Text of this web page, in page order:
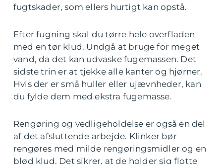
fugtskader, som ellers hurtigt kan opstå.
Efter fugning skal du tørre hele overfladen
med en tør klud. Undgå at bruge for meget
vand, da det kan udvaske fugemassen. Det
sidste trin er at tjekke alle kanter og hjørner.
Hvis der er små huller eller ujævnheder, kan
du fylde dem med ekstra fugemasse.
Rengøring og vedligeholdelse er også en del
af det afsluttende arbejde. Klinker bør
rengøres med milde rengøringsmidler og en
blød klud. Det sikrer, at de holder sig flotte